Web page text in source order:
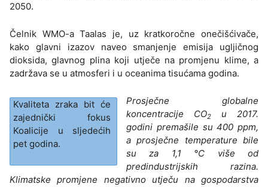
2050.
Čelnik WMO-a Taalas je, uz kratkoročne onečišćivače,
kako glavni izazov naveo smanjenje emisija ugljičnog
dioksida, glavnog plina koji utječe na promjenu klime, a
zadržava se u atmosferi i u oceanima tisućama godina.
Kvaliteta zraka bit će
zajednički fokus
Koalicije u sljedećih
pet godina.
Prosječne globalne
koncentracije CO2
u 2017.
godini premašile su 400 ppm,
a prosječne temperature bile
su za 1,1 °C više od
predindustrijskih razina.
Klimatske promjene negativno utječu na gospodarstva